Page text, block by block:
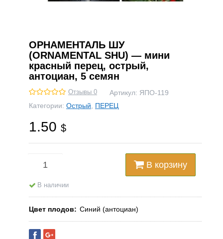
ОРНАМЕНТАЛЬ ШУ
(ORNAMENTAL SHU) — мини
красный перец, острый,
антоциан, 5 семян
Отзывы 0 Артикул: ЯПО-119
Категории: Острый ПЕРЕЦ
1.50 $
В корзину
В наличии
Цвет плодов Синий (антоциан)